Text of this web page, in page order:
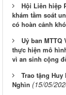
Hội Liên hiệp
khám tầm soát
có hoàn cảnh
Uỷ ban
thực hiện mô
vì an sinh cộng
Trao tặng
Nghìn (15/05/